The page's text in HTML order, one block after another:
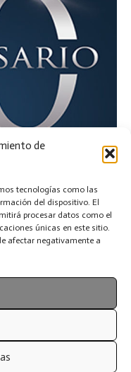
de
tecnologías como las
del dispositivo. El
procesar datos como el
únicas en este sitio.
afectar negativamente a
los derechos